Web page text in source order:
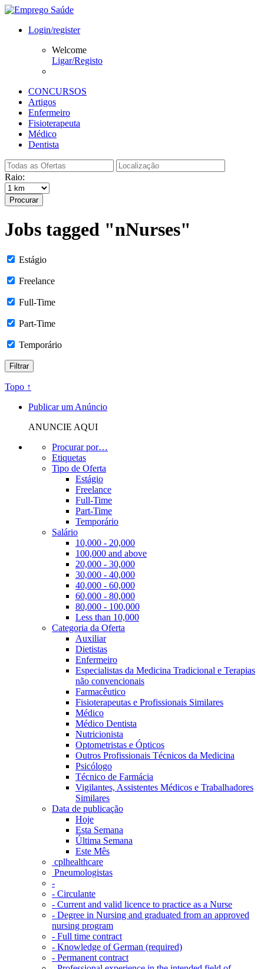
Login/register
Welcome
Ligar/Registo
CONCURSOS
Artigos
Enfermeiro
Fisioterapeuta
Médico
Dentista
Raio:
Procurar
Jobs tagged "nNurses"
Estágio
Freelance
Full-Time
Part-Time
Temporário
Topo ↑
Publicar um Anúncio
ANUNCIE AQUI
Procurar por…
Etiquetas
Tipo de Oferta
Estágio
Freelance
Full-Time
Part-Time
Temporário
Salário
10,000 - 20,000
100,000 and above
20,000 - 30,000
30,000 - 40,000
40,000 - 60,000
60,000 - 80,000
80,000 - 100,000
Less than 10,000
Categoria da Oferta
Auxiliar
Dietistas
Enfermeiro
Especialistas da Medicina Tradicional e Terapias
não convencionais
Farmacêutico
Fisioterapeutas e Profissionais Similares
Médico
Médico Dentista
Nutricionista
Optometristas e Ópticos
Outros Profissionais Técnicos da Medicina
Psicólogo
Técnico de Farmácia
Vigilantes, Assistentes Médicos e Trabalhadores
Similares
Data de publicação
Hoje
Esta Semana
Última Semana
Este Mês
‎ cplhealthcare‬
Pneumologistas
-
- Circulante
- Current and valid licence to practice as a Nurse
- Degree in Nursing and graduated from an approved
nursing program
- Full time contract
- Knowledge of German (required)
- Permanent contract